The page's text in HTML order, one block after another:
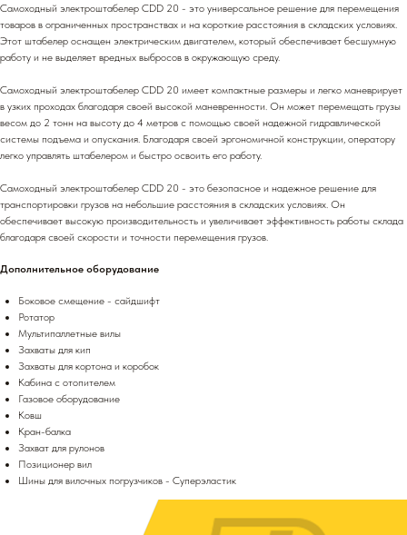
Самоходный электроштабелер CDD 20 - это универсальное решение для перемещения
товаров в ограниченных пространствах и на короткие расстояния в складских условиях.
Этот штабелер оснащен электрическим двигателем, который обеспечивает бесшумную
работу и не выделяет вредных выбросов в окружающую среду.
Самоходный электроштабелер CDD 20 имеет компактные размеры и легко маневрирует
в узких проходах благодаря своей высокой маневренности. Он может перемещать грузы
весом до 2 тонн на высоту до 4 метров с помощью своей надежной гидравлической
системы подъема и опускания. Благодаря своей эргономичной конструкции, оператору
легко управлять штабелером и быстро освоить его работу.
Самоходный электроштабелер CDD 20 - это безопасное и надежное решение для
транспортировки грузов на небольшие расстояния в складских условиях. Он
обеспечивает высокую производительность и увеличивает эффективность работы склада
благодаря своей скорости и точности перемещения грузов.
Дополнительное оборудование
Боковое смещение - сайдшифт
Ротатор
Мультипаллетные вилы
Захваты для кип
Захваты для кортона и коробок
Кабина с отопителем
Газовое оборудование
Ковш
Кран-балка
Захват для рулонов
Позиционер вил
Шины для вилочных погрузчиков - Суперэластик